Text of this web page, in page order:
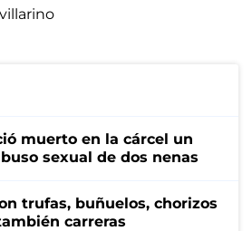
villarino
muerto en la cárcel un
sexual de dos nenas
trufas, buñuelos, chorizos
carreras